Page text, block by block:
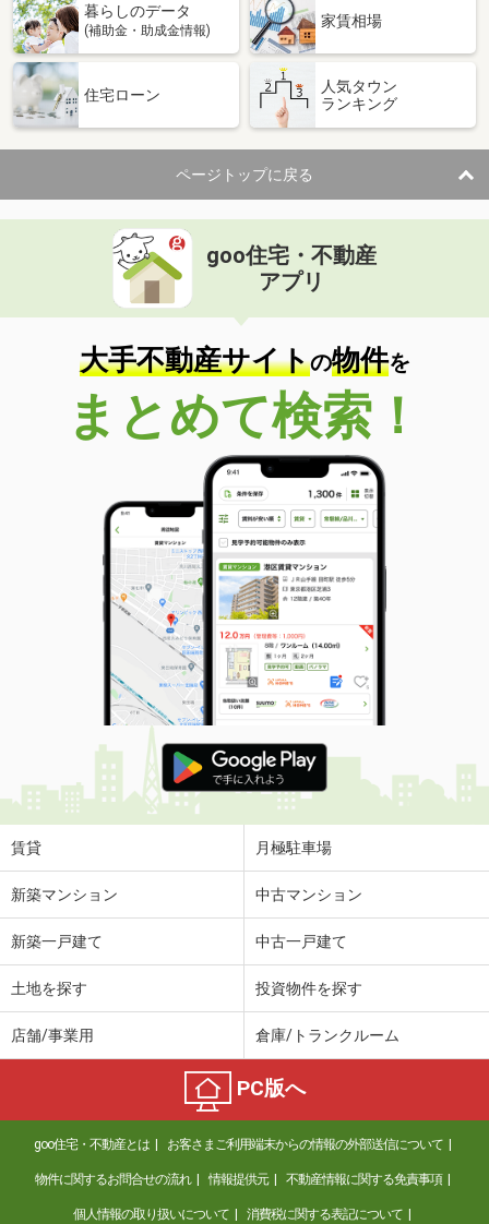
間取り
愛媛県松山市福音寺町
住 所
愛媛県松山市福音寺町
専有面積 30m²
間取り
1K
愛媛県松山市土居田町
価 格
住 所
愛媛県松山市土居田町
専有面積 30.84m²
間取り
1K
愛媛県松山市緑町２丁目
価 格
3.60万円
愛媛県松山市緑町２丁目
32.39m²
間取り
1K
愛媛県伊予市尾崎
価 格
3.70万円
住 所
愛媛県伊予市尾崎
専有面積 22.7m²
間取り
1K
愛媛県松山市道後町１丁目
価 格
7.80万円
住 所
愛媛県松山市道後町１丁目
専有面積
愛媛県東温市志津川
3.10万円
愛媛県東温市志津川
7.10万円
住 所
愛媛県東温市志津川
専有面積 70.39m²
間取り
2LDK
愛媛県松山市生石町
暮らしのデータ
(補助金・助成金情報)
家賃相場
住宅ローン
人気タウン
ランキング
ページトップに戻る
goo住宅・不動産
アプリ
大手不動産サイトの物件を
まとめて検索！
賃貸 月極駐車場
新築マンション 中古マンション
新築一戸建て 中古一戸建て
土地を探す 投資物件を探す
店舗/事業用 倉庫/トランクルーム
PC版へ
goo住宅・不動産とは お客さまご利用端末からの情報の外部送信について
物件に関するお問合せの流れ 情報提供元 不動産情報に関する免責事項
個人情報の取り扱いについて 消費税に関する表記について